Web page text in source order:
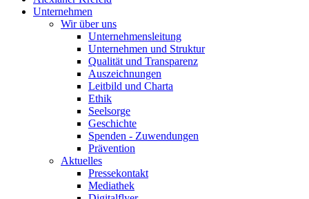
Unternehmen
Wir über uns
Unternehmensleitung
Unternehmen und Struktur
Qualität und Transparenz
Auszeichnungen
Leitbild und Charta
Ethik
Seelsorge
Geschichte
Spenden - Zuwendungen
Prävention
Aktuelles
Pressekontakt
Mediathek